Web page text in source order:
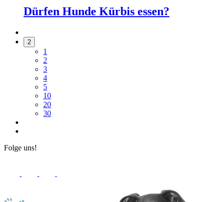
Dürfen Hunde Kürbis essen?
2
1
2
3
4
5
10
20
30
Folge uns!